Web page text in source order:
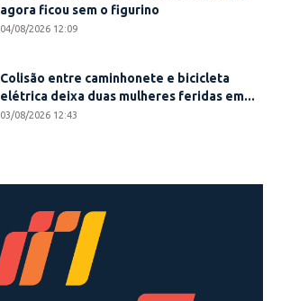
agora ficou sem o figurino
04/08/2026 12:09
Colisão entre caminhonete e bicicleta
elétrica deixa duas mulheres feridas em...
03/08/2026 12:43